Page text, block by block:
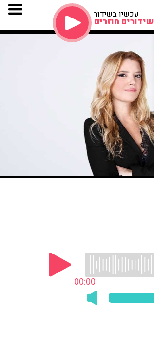
עכשיו בשידור
שידורים חוזרים
00:00